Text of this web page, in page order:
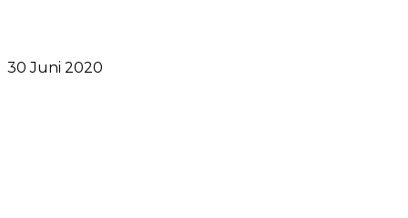
30 Juni 2020